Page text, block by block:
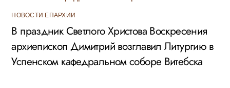
НОВОСТИ ЕПАРХИИ
В праздник Светлого Христова Воскресения
архиепископ Димитрий возглавил Литургию в
Успенском кафедральном соборе Витебска